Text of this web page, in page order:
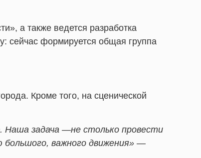
а также ведется разработка
сейчас формируется общая группа
Кроме того, на сценической
задача —не столько провести
важного движения» —